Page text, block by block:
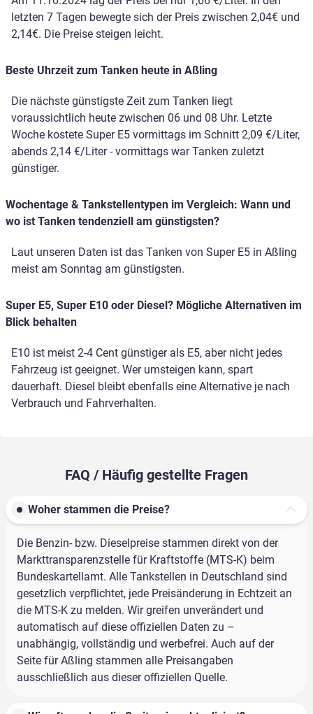
letzten 7 Tagen bewegte sich der Preis zwischen 2,04€ und
2,14€. Die Preise steigen leicht.
Beste Uhrzeit zum Tanken heute in Aßling
Die nächste günstigste Zeit zum Tanken liegt
voraussichtlich heute zwischen 06 und 08 Uhr. Letzte
Woche kostete Super E5 vormittags im Schnitt 2,09 €/Liter,
abends 2,14 €/Liter - vormittags war Tanken zuletzt
günstiger.
Wochentage & Tankstellentypen im Vergleich: Wann und
wo ist Tanken tendenziell am günstigsten?
Laut unseren Daten ist das Tanken von Super E5 in Aßling
meist am Sonntag am günstigsten.
Super E5, Super E10 oder Diesel? Mögliche Alternativen im
Blick behalten
E10 ist meist 2-4 Cent günstiger als E5, aber nicht jedes
Fahrzeug ist geeignet. Wer umsteigen kann, spart
dauerhaft. Diesel bleibt ebenfalls eine Alternative je nach
Verbrauch und Fahrverhalten.
FAQ / Häufig gestellte Fragen
Woher stammen die Preise?
Die Benzin- bzw. Dieselpreise stammen direkt von der
Markttransparenzstelle für Kraftstoffe (MTS-K) beim
Bundeskartellamt. Alle Tankstellen in Deutschland sind
gesetzlich verpflichtet, jede Preisänderung in Echtzeit an
die MTS-K zu melden. Wir greifen unverändert und
automatisch auf diese offiziellen Daten zu –
unabhängig, vollständig und werbefrei. Auch auf der
Seite für Aßling stammen alle Preisangaben
ausschließlich aus dieser offiziellen Quelle.